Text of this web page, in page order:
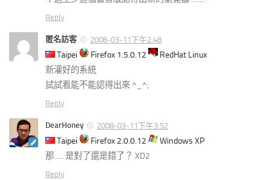
Reply
匿名訪客 2008-03-11下午2:48
Taipei Firefox 1.5.0.12
RedHat Linux
新灌好的系統
試試看能不能認得出來 ^_^;
Reply
DearHoney 2008-03-11下午3:52
Taipei Firefox 2.0.0.12
Windows XP
那….. 是對了還是錯了？ XD2
Reply